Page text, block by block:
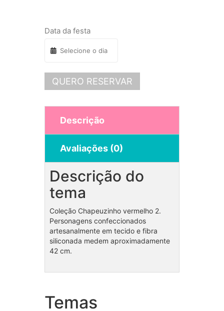
Data da festa
QUERO RESERVAR
Descrição
Avaliações (0)
Descrição do
tema
Coleção Chapeuzinho vermelho 2.
Personagens confeccionados
artesanalmente em tecido e fibra
siliconada medem aproximadamente
42 cm.
Temas
Coleção Freddie Mercury